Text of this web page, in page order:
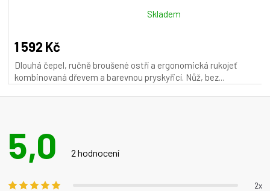
produktu
je
5,0
z
Skladem
1 592 Kč
Dlouhá čepel, ručně broušené ostří a ergonomická rukojeť
kombinovaná dřevem a barevnou pryskyřicí. Nůž, bez...
5,0
hodnocení
2 hodnocení
2x